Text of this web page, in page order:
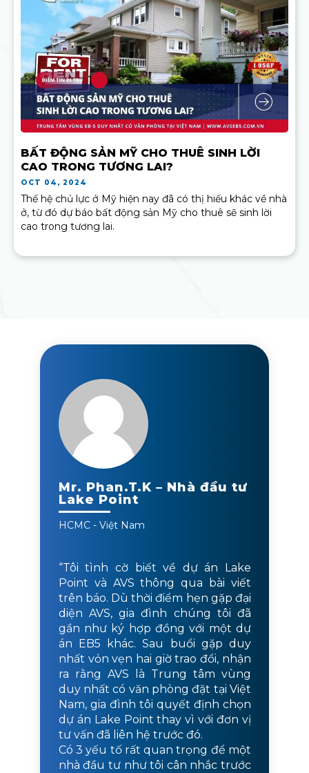
BẤT ĐỘNG SẢN MỸ CHO THUÊ SINH LỜI
CAO TRONG TƯƠNG LAI?
OCT 04, 2024
Thế hệ chủ lực ở Mỹ hiện nay đã có thị hiếu khác về nhà
ở, từ đó dự báo bất động sản Mỹ cho thuê sẽ sinh lời
cao trong tương lai.
Mr. Phan.T.K – Nhà đầu tư
Lake Point
HCMC - Việt Nam
“Tôi tình cờ biết về dự án Lake
Point và AVS thông qua bài viết
trên báo. Dù thời điểm hẹn gặp đại
diện AVS, gia đình chúng tôi đã
gần như ký hợp đồng với một dự
án EB5 khác. Sau buổi gặp duy
nhất vỏn vẹn hai giờ trao đổi, nhận
ra rằng AVS là Trung tâm vùng
duy nhất có văn phòng đặt tại Việt
Nam, gia đình tôi quyết định chọn
dự án Lake Point thay vì với đơn vị
tư vấn đã liên hệ trước đó.
Có 3 yếu tố rất quan trọng để một
nhà đầu tư như tôi cân nhắc trước